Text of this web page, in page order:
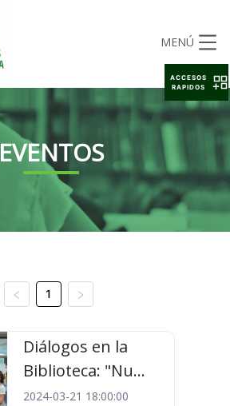
MENÚ
EVENTOS
1
Diálogos en la
Biblioteca: "Nu...
2024-03-21 18:00:00
ACCESOS
RAPIDOS